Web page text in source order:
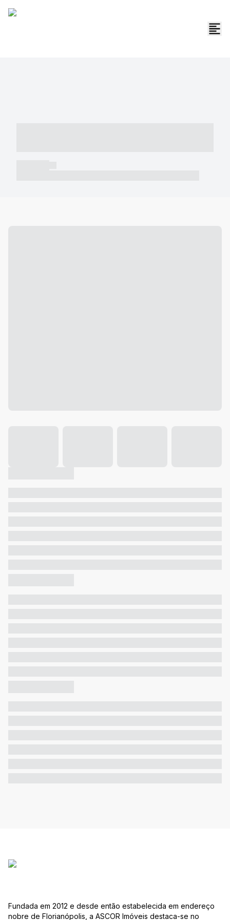
Fundada em 2012 e desde então estabelecida em endereço
nobre de Florianópolis, a ASCOR Imóveis destaca-se no